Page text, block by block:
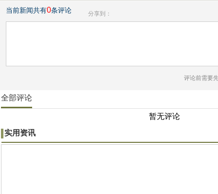
当前新闻共有0条评论 分享到：
评论前需要
全部评论
暂无评论
实用资讯